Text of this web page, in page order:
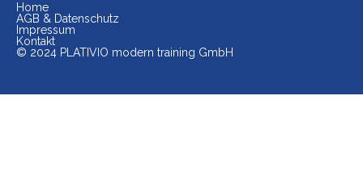
Home
AGB & Datenschutz
Impressum
Kontakt
© 2024 PLATIVIO modern training GmbH